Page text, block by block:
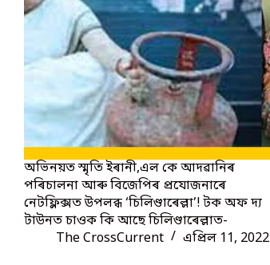
অভিনয়ত স্মৃতি ইৰানী,এল কে আদৱানিৰ
পৰিচালনা আৰু বিজেপিৰ প্ৰযোজনাৰে
নেটফ্লিক্সত উপলব্ধ ‘চিলিণ্ডাৰেল্লা’! টক অফ দ্য
টাউনত চাওক কি আছে চিলিণ্ডাৰেল্লাত-
The CrossCurrent
এপ্ৰিল 11, 2022